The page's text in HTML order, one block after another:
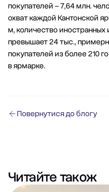
покупателей – 7,64 млн.
охват каждой Кантонской
м, количество
превышает 24 тыс.,
покупателей из более 210
в ярмарке.
Повернутися до блогу
Читайте також